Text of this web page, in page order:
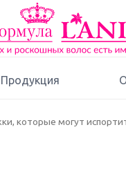
Продукция
которые могут